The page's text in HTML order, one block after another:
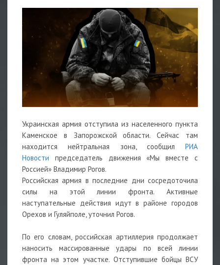
Украинская армия отступила из населенного пункта
Каменское в Запорожской области. Сейчас там
находится нейтральная зона, сообщил
РИА
Новости
председатель движения «Мы вместе с
Россией» Владимир Рогов.
Российская армия в последние дни сосредоточила
силы на этой линии фронта. Активные
наступательные действия идут в районе городов
Орехов и Гуляйполе, уточнил Рогов.
По его словам, российская артиллерия продолжает
наносить массированные удары по всей линии
фронта на этом участке. Отступившие бойцы ВСУ